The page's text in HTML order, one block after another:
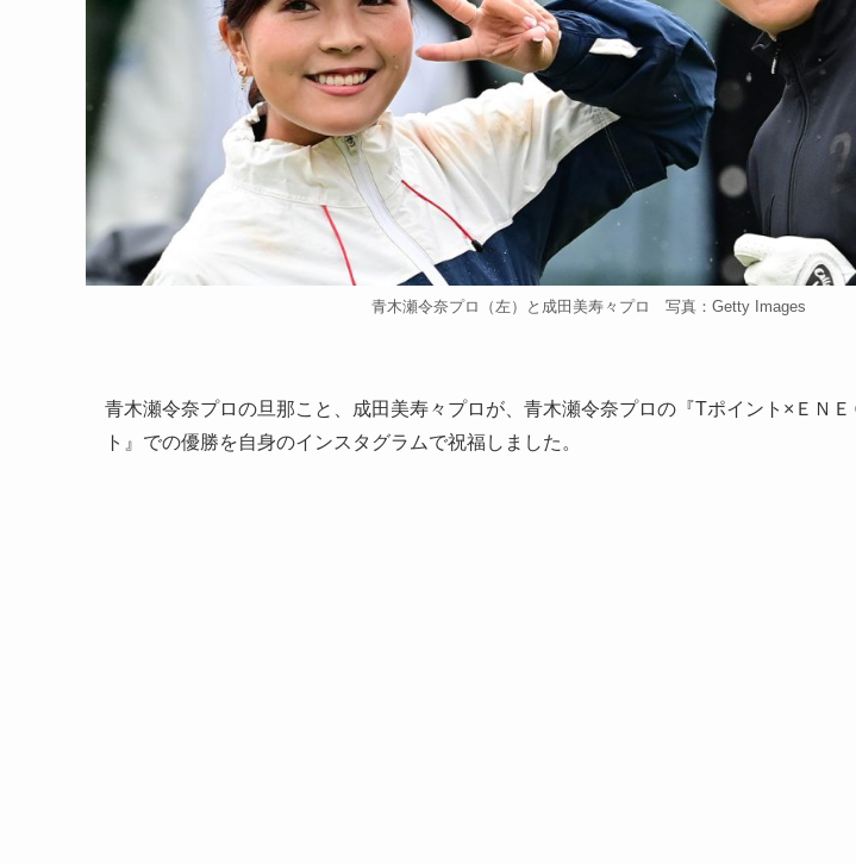
青木瀬令奈プロ（左）と成田美寿々プロ 写真：Getty Images
青木瀬令奈プロの旦那こと、成田美寿々プロが、青木瀬令奈プロの『Tポイント×ＥＮ
ト』での優勝を自身のインスタグラムで祝福しました。